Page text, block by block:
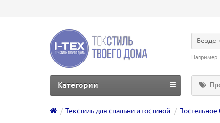
Везде
Например:
Категории
Текстиль для спальни и гостиной Постельное